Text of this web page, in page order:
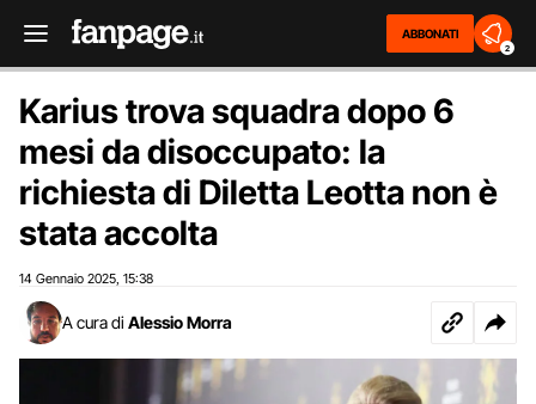
ABBONATI
2
Karius trova squadra dopo 6
mesi da disoccupato: la
richiesta di Diletta Leotta non è
stata accolta
14 Gennaio 2025 15:38
A cura di Alessio Morra